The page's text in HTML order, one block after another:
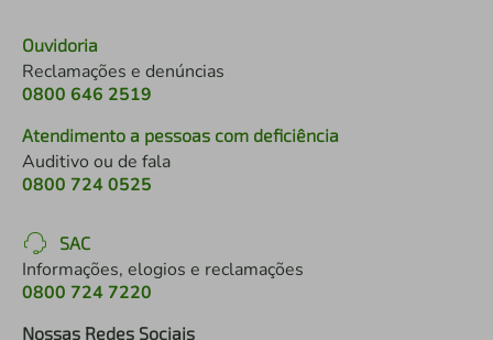
Ouvidoria
Reclamações e denúncias
0800 646 2519
Atendimento a pessoas com deficiência
Auditivo ou de fala
0800 724 0525
SAC
Informações, elogios e reclamações
0800 724 7220
Nossas Redes Sociais